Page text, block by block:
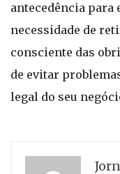
antecedência para
necessidade de
consciente das
de evitar
legal do seu